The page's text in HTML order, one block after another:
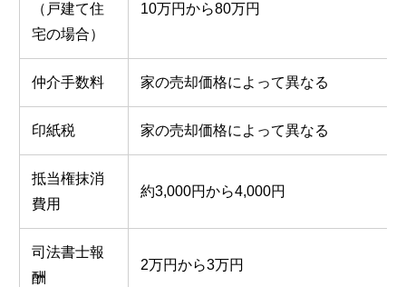
（戸建て住
宅の場合）
10万円から80万円
仲介手数料 家の売却価格によって異なる
印紙税 家の売却価格によって異なる
抵当権抹消
費用
約3,000円から4,000円
司法書士報
酬
2万円から3万円